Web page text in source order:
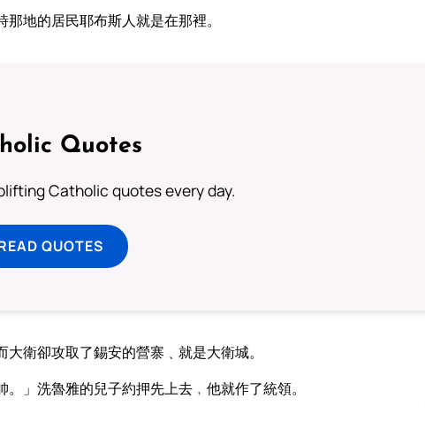
地的居民耶布斯人就是在那裡。
Quotes
Catholic quotes every day.
QUOTES
衛卻攻取了錫安的營寨﹑就是大衛城。
」洗魯雅的兒子約押先上去﹐他就作了統領。